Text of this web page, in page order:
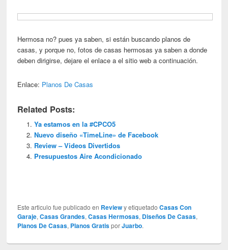
Hermosa no? pues ya saben, si están buscando planos de
casas, y porque no, fotos de casas hermosas ya saben a donde
deben dirigirse, dejare el enlace a el sitio web a continuación.
Enlace: Planos De Casas
Related Posts:
Ya estamos en la #CPCO5
Nuevo diseño «TimeLine» de Facebook
Review – Videos Divertidos
Presupuestos Aire Acondicionado
Este articulo fue publicado en Reviewy etiquetadoCasas Con
Garaje,Casas Grandes,Casas Hermosas, Diseños De Casas,
Planos De Casas, Planos GratisporJuarbo.